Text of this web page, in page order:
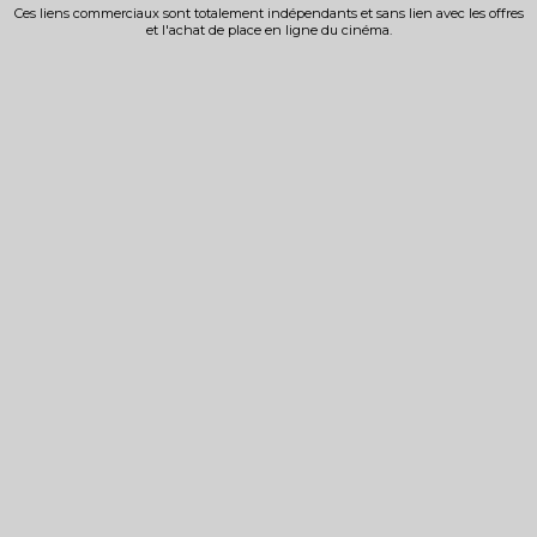
Ces liens commerciaux sont totalement indépendants et sans lien avec les offres
et l'achat de place en ligne du cinéma.